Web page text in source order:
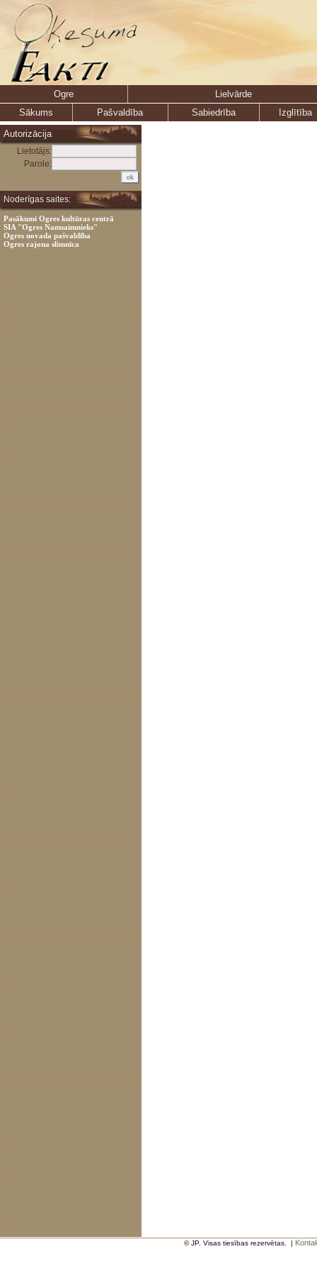
Ogre
Lielvārde
Sākums
Pašvaldība Sabiedrība
Izglītība
Autorizācija
Lietotājs:
Parole:
Noderīgas saites:
Pasākumi Ogres kultūras centrā
SIA "Ogres Namsaimnieks"
Ogres novada pašvaldība
Ogres rajona slimnīca
© JP. Visas tiesības rezervētas. |